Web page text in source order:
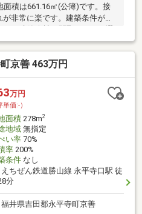
積は661.16㎡(公簿)です。接
非常に楽です。建築条件がな
ル、建築会社、間取りなどを選
京善 463万円
万円
単価:-）
面積278m2
地域無指定
い率70%
率200%
条件なし
えちぜん鉄道勝山線 永平寺口駅 徒
分
福井県吉田郡永平寺町京善